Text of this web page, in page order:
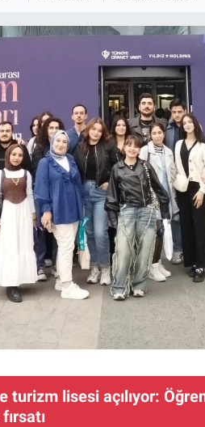
turizm lisesi açılıyor: